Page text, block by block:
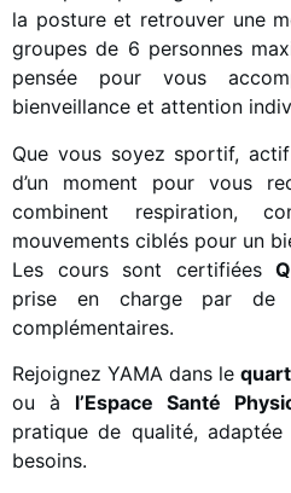
la posture et retrouver une
groupes de 6 personnes
pensée pour vous
bienveillance et attention
Que vous soyez sportif,
d’un moment pour vous
combinent respiration,
mouvements ciblés pour un
Les cours sont certifiées
prise en charge par de
complémentaires.
Rejoignez YAMA dans le
ou à l’Espace Santé
pratique de qualité,
besoins.